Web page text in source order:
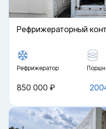
Рефрижераторный
Рефрижератор
850 000 ₽